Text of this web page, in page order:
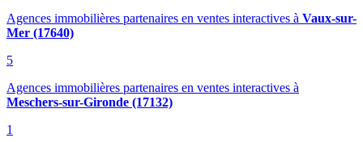
Agences immobilières partenaires en ventes interactives à Vaux-sur-
Mer (17640)
5
Agences immobilières partenaires en ventes interactives à
Meschers-sur-Gironde (17132)
1